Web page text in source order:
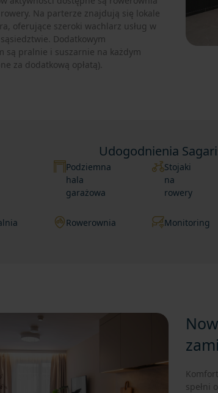
Na parterze znajdują się lokale
oferujące szeroki wachlarz usług w
Dodatkowym
są pralnie i suszarnie na każdym
za dodatkową opłatą).
Udogodnienia
Podziemna
hala
garażowa
Stojaki
na
rowery
Rowerownia Monitoring
spełni